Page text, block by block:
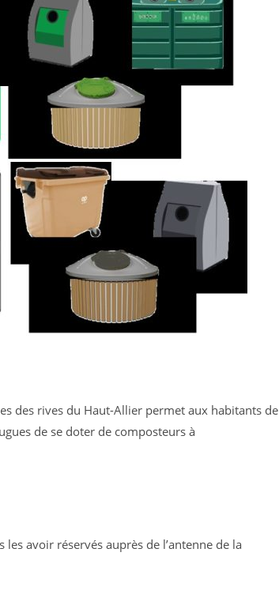
des rives du Haut-Allier permet aux habitants de
de se doter de composteurs à
les avoir réservés auprès de l’antenne de la